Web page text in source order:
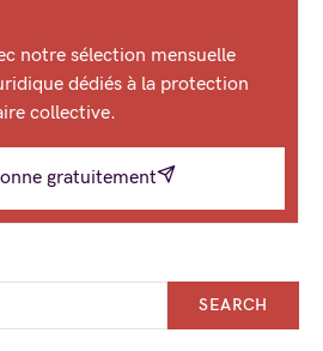
notre sélection mensuelle
dédiés à la protection
collective.
gratuitement
SEARCH